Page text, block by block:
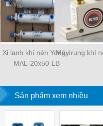
Xi lanh khí nén Yongyi
MAL-20x50-LB
Máy rung khí
Sản phẩm xem nhiều